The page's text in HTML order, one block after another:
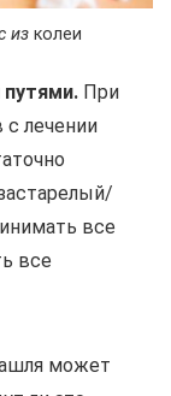
из колеи
При
с лечении
все
все
может